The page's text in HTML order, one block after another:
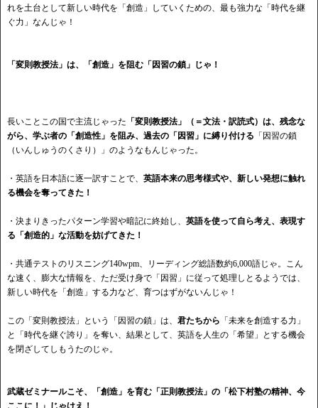
れを土台として新しい時代を「創造」していくための、最も強力な「時代を継
ぐ力」なんじゃ！
「変則教授法」は、「創造」を阻む「因習の鎖」じゃ！
長いことこの国で主流じゃった 「変則教授法」（＝文法・訳読式） は、残念な
がら、学ぶ者の「創造性」を阻み、過去の「因習」に縛り付ける 「因習の鎖
（いんしゅうのくさり）」のようなもんじゃった。
・英語を日本語に逐一訳すことで、 英語本来の思考様式や、新しい発想に触れ
る機会を奪ってきた！
・決まりきったパターン学習や暗記に終始し、 英語を使って自ら考え、表現す
る「創造的」な活動を妨げてきた！
・共通テストのリスニング140wpm、リーディング総語数約6,000語じゃ。こん
な速く、膨大な情報を、ただ受け身で「因習」に従って処理しとるようでは、
新しい時代を「創造」する力など、育つはずがないんじゃ！
この「変則教授法」という「因習の鎖」は、 君たちから 「未来を創造する力」
と「時代を継ぐ誇り」を奪い、結果として、英語を人生の「希望」とする機会
を閉ざしてしもうたのじゃ。
武蔵ゼミナールこそ、「創造」を育む「正則教授法」の「松下村塾の精神、今